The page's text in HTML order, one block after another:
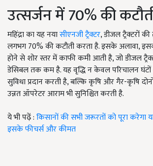
उत्सर्जन में 70% की
महिंद्रा का यह नयासीएनजी ट्रैक्टर, डीजल ट्रैक्टरों
लगभग 70% की कटौती करता है. इसके अलावा,
होने से शोर स्तर में काफी कमी आती है, जो डीजल
डेसिबल तक कम है. यह वृद्धि न केवल परिचालन
सुविधा प्रदान करती है, बल्कि कृषि और गैर-कृषि
उन्नत ऑपरेटर आराम भी सुनिश्चित करती है.
ये भी पढ़ें :किसानों की सभी जरूरतों को पूरा करेगा
इसके फीचर्स और कीमत